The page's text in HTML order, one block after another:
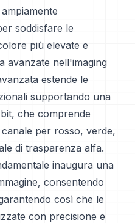
soddisfare le
più elevate e
avanzate nell'imaging
estende le
supportando una
che comprende
per rosso, verde,
di trasparenza alfa.
inaugura una
consentendo
così che le
con precisione e